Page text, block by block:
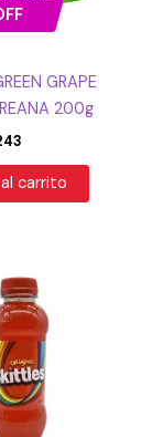
GRAPE
200g
carrito